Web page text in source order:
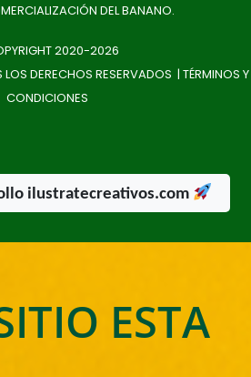
DEL BANANO.
2020-2026
DERECHOS RESERVADOS | TÉRMINOS Y
CONDICIONES
ilustratecreativos.com
ESTA